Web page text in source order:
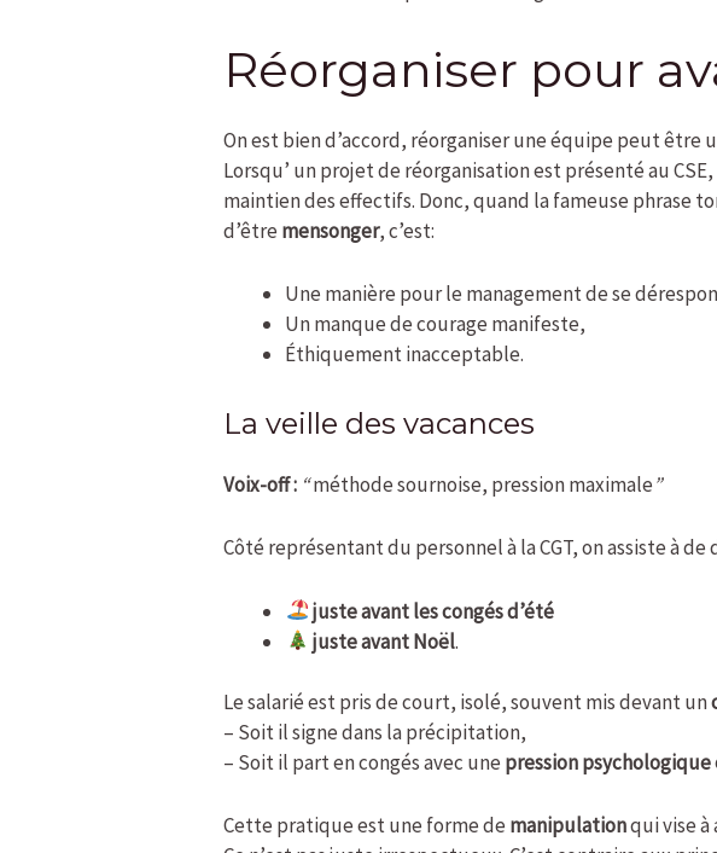
Réorganiser pour
On est bien d’accord, réorganiser une équipe peut
Lorsqu’ un projet de réorganisation est présenté au CSE,
maintien des effectifs. Donc, quand la fameuse phrase
d’être mensonger, c’est:
Une manière pour le management de se
Un manque de courage manifeste,
Éthiquement inacceptable.
La veille des vacances
Voix-off : “méthode sournoise, pression maximale”
Côté représentant du personnel à la CGT, on assiste à
juste avant les congés d’été
juste avant Noël.
Le salarié est pris de court, isolé, souvent mis devant un
– Soit il signe dans la précipitation,
– Soit il part en congés avec une pression psychologique
Cette pratique est une forme de manipulationqui vise